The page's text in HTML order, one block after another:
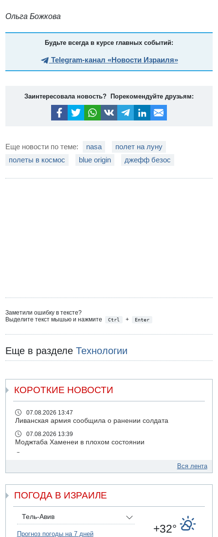
Ольга Божкова
Будьте всегда в курсе главных событий:
Telegram-канал «Новости Израиля»
Заинтересовала новость? Порекомендуйте друзьям:
Еще новости по теме: nasa
полет на луну
полеты в космос
blue origin джефф безос
Заметили ошибку в тексте?
Выделите текст мышью и нажмите
Ctrl + Enter
Еще в разделеТехнологии
КОРОТКИЕ НОВОСТИ
07.08.2026 13:47
Ливанская армия сообщила о ранении солдата
07.08.2026 13:39
Моджтаба Хаменеи в плохом состоянии
свадьбу
07.08.2026 11:05
Саудовская Аравия опасается нападения хуситов и
иракских ополченцев
07.08.2026 08:29
В Бат-Яме утонул мужчина
Вся лента
ПОГОДА В ИЗРАИЛЕ
Тель-Авив
Прогноз погоды на 7 дней +32°